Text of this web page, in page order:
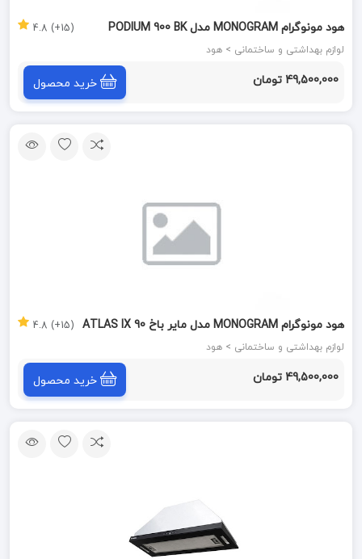
هود مونوگرام MONOGRAM مدل PODIUM 900 BK
لوازم بهداشتی و ساختمانی > هود
(15+) 4.8
49,500,000 تومان خرید محصول
هود مونوگرام MONOGRAM مدل مایر باخ ATLAS IX 90
لوازم بهداشتی و ساختمانی > هود
(15+) 4.8
49,500,000 تومان خرید محصول